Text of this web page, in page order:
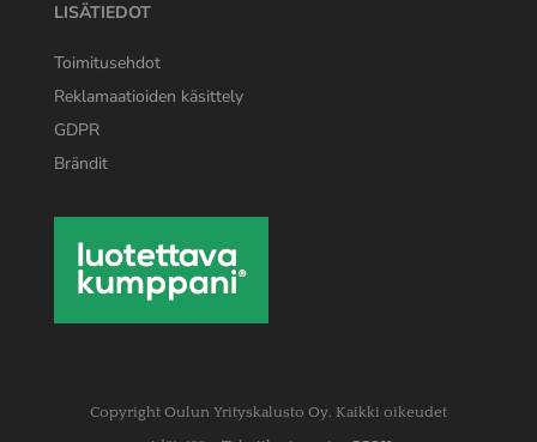
LISÄTIEDOT
Toimitusehdot
Reklamaatioiden käsittely
GDPR
Brändit
Copyright Oulun Yrityskalusto Oy. Kaikki oikeudet